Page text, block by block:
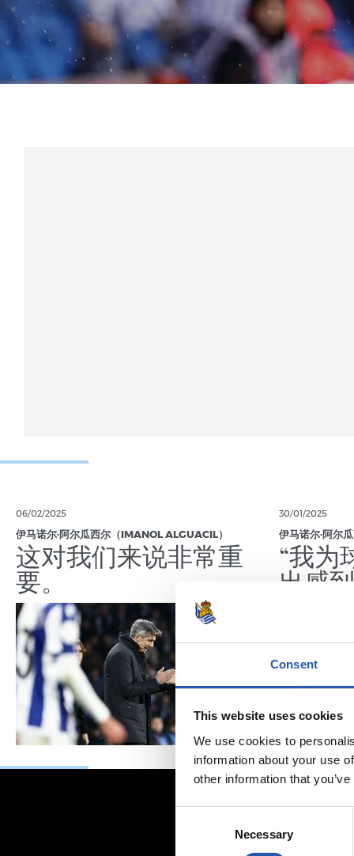
Consent
This website uses cookies
We use cookies to
information about your use
other information that
Necessary
06/02/2025
伊马诺尔·阿尔瓜西尔（IMANOL ALGUACIL）
这对我们来说非常重
要。
30/01/2025
伊马诺尔·阿尔
“我为
出感